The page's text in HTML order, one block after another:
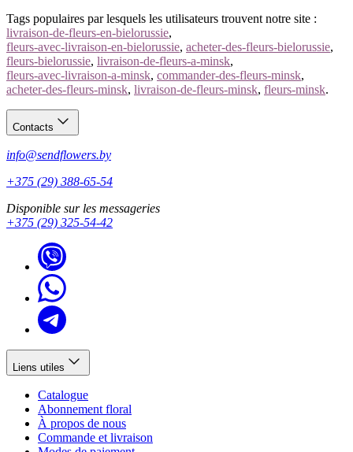
Tags populaires par lesquels les utilisateurs trouvent notre site :
livraison-de-fleurs-en-bielorussie,
fleurs-avec-livraison-en-bielorussie, acheter-des-fleurs-bielorussie,
fleurs-bielorussie, livraison-de-fleurs-a-minsk,
fleurs-avec-livraison-a-minsk, commander-des-fleurs-minsk,
acheter-des-fleurs-minsk, livraison-de-fleurs-minsk, fleurs-minsk.
Contacts
info@sendflowers.by
+375 (29) 388-65-54
Disponible sur les messageries
+375 (29) 325-54-42
Liens utiles
Catalogue
Abonnement floral
À propos de nous
Commande et livraison